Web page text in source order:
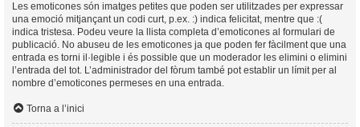
Les emoticones són imatges petites que poden ser utilitzades per expressar
una emoció mitjançant un codi curt, p.ex. :) indica felicitat, mentre que :(
indica tristesa. Podeu veure la llista completa d’emoticones al formulari de
publicació. No abuseu de les emoticones ja que poden fer fàcilment que una
entrada es torni il·legible i és possible que un moderador les elimini o elimini
l’entrada del tot. L’administrador del fòrum també pot establir un límit per al
nombre d’emoticones permeses en una entrada.
Torna a l’inici